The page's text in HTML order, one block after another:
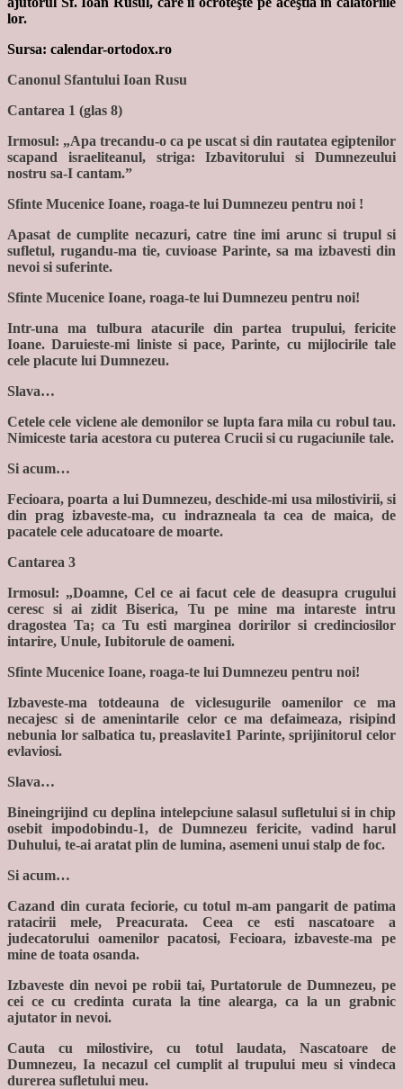
lor.
Sursa: calendar-ortodox.ro
Canonul Sfantului Ioan Rusu
Cantarea 1 (glas 8)
Irmosul: „Apa trecandu-o ca pe uscat si din rautatea egiptenilor
scapand israeliteanul, striga: Izbavitorului si Dumnezeului
nostru sa-I cantam.”
Sfinte Mucenice Ioane, roaga-te lui Dumnezeu pentru noi !
Apasat de cumplite necazuri, catre tine imi arunc si trupul si
sufletul, rugandu-ma tie, cuvioase Parinte, sa ma izbavesti din
nevoi si suferinte.
Sfinte Mucenice Ioane, roaga-te lui Dumnezeu pentru noi!
Intr-una ma tulbura atacurile din partea trupului, fericite
Ioane. Daruieste-mi liniste si pace, Parinte, cu mijlocirile tale
cele placute lui Dumnezeu.
Slava…
Cetele cele viclene ale demonilor se lupta fara mila cu robul tau.
Nimiceste taria acestora cu puterea Crucii si cu rugaciunile tale.
Si acum…
Fecioara, poarta a lui Dumnezeu, deschide-mi usa milostivirii, si
din prag izbaveste-ma, cu indrazneala ta cea de maica, de
pacatele cele aducatoare de moarte.
Cantarea 3
Irmosul: „Doamne, Cel ce ai facut cele de deasupra crugului
ceresc si ai zidit Biserica, Tu pe mine ma intareste intru
dragostea Ta; ca Tu esti marginea doririlor si credinciosilor
intarire, Unule, Iubitorule de oameni.
Sfinte Mucenice Ioane, roaga-te lui Dumnezeu pentru noi!
Izbaveste-ma totdeauna de viclesugurile oamenilor ce ma
necajesc si de amenintarile celor ce ma defaimeaza, risipind
nebunia lor salbatica tu, preaslavite1 Parinte, sprijinitorul celor
evlaviosi.
Slava…
Bineingrijind cu deplina intelepciune salasul sufletului si in chip
osebit impodobindu-1, de Dumnezeu fericite, vadind harul
Duhului, te-ai aratat plin de lumina, asemeni unui stalp de foc.
Si acum…
Cazand din curata feciorie, cu totul m-am pangarit de patima
ratacirii mele, Preacurata. Ceea ce esti nascatoare a
judecatorului oamenilor pacatosi, Fecioara, izbaveste-ma pe
mine de toata osanda.
Izbaveste din nevoi pe robii tai, Purtatorule de Dumnezeu, pe
cei ce cu credinta curata la tine alearga, ca la un grabnic
ajutator in nevoi.
Cauta cu milostivire, cu totul laudata, Nascatoare de
Dumnezeu, Ia necazul cel cumplit al trupului meu si vindeca
durerea sufletului meu.